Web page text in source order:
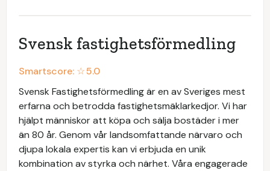
Svensk fastighetsförmedling
Smartscore: ☆5.0
Svensk Fastighetsförmedling är en av Sveriges mest
erfarna och betrodda fastighetsmäklarkedjor. Vi har
hjälpt människor att köpa och sälja bostäder i mer
än 80 år. Genom vår landsomfattande närvaro och
djupa lokala expertis kan vi erbjuda en unik
kombination av styrka och närhet. Våra engagerade